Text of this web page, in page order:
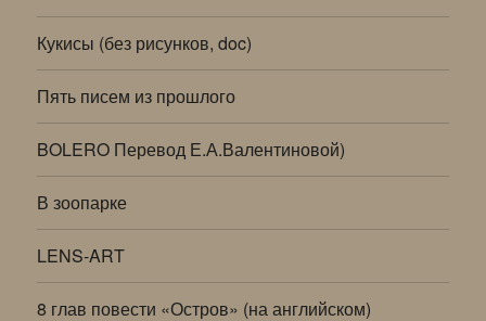
Кукисы (без рисунков, doc)
Пять писем из прошлого
BOLERO Перевод Е.А.Валентиновой)
В зоопарке
LENS-ART
8 глав повести «Остров» (на английском)